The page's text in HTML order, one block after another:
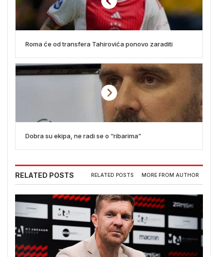
Roma će od transfera Tahirovića ponovo zaraditi
Dobra su ekipa, ne radi se o “ribarima”
RELATED POSTS RELATED POSTS MORE FROM AUTHOR